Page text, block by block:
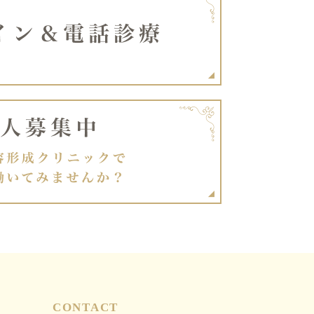
CONTACT